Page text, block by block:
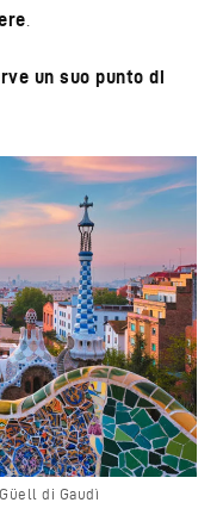
un suo punto di
di Gaudì